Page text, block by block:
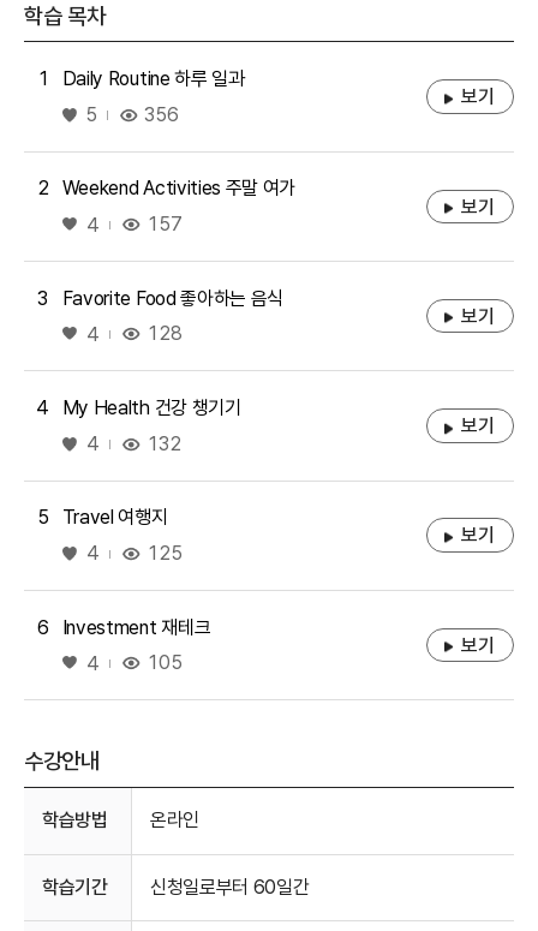
학습 목차
1
Daily Routine 하루 일과
좋아요
5 356
보기
2
Weekend Activities 주말 여가
좋아요
4 157
보기
3
Favorite Food 좋아하는 음식
좋아요
4 128
보기
4
My Health 건강 챙기기
좋아요
4 132
보기
5
Travel 여행지
좋아요
4 125
보기
6
Investment 재테크
좋아요
4 105
보기
수강안내
학습방법 온라인
학습기간 신청일로부터 60일간